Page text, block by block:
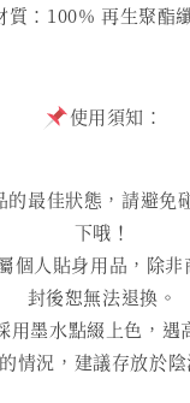
質：100% 再生聚酯
使用須知：
佳狀態，請避免
下哦！
人貼身用品，除非
封後恕無法退換。
水點綴上色，遇
情況，建議存放於陰